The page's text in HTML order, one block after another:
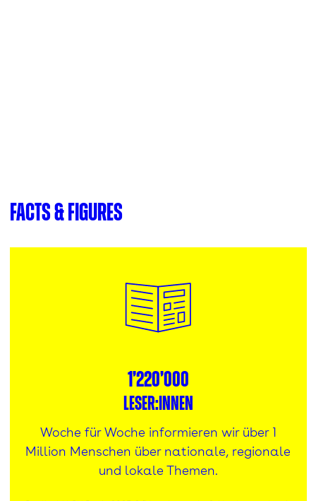
Facts & Figures
1’220’000
Leser:innen
Woche für Woche informieren wir über 1
Million Menschen über nationale, regionale
und lokale Themen.